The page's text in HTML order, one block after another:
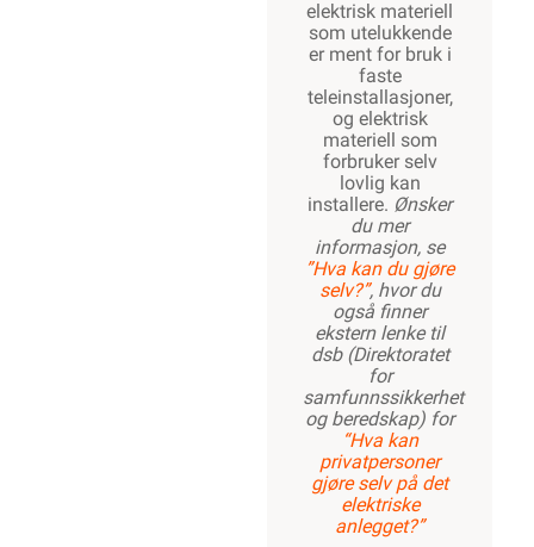
elektrisk materiell
som utelukkende
er ment for bruk i
faste
teleinstallasjoner,
og elektrisk
materiell som
forbruker selv
lovlig kan
installere. Ønsker
du mer
informasjon, se
”Hva kan du gjøre
selv?”, hvor du
også finner
ekstern lenke til
dsb (Direktoratet
for
samfunnssikkerhet
og beredskap) for
“Hva kan
privatpersoner
gjøre selv på det
elektriske
anlegget?”